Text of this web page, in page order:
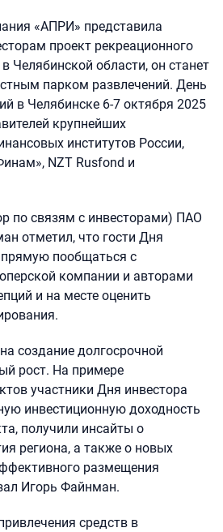
«АПРИ» представила
проект рекреационного
Челябинской области, он станет
парком развлечений. День
в Челябинске 6-7 октября 2025
крупнейших
институтов России,
NZT Rusfond и
по связям с инвесторами) ПАО
отметил, что гости Дня
пообщаться с
компании и авторами
и на месте оценить
создание долгосрочной
рост. На примере
участники Дня инвестора
инвестиционную доходность
получили инсайты о
региона, а также о новых
размещения
Игорь Файнман.
средств в